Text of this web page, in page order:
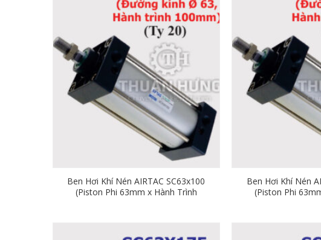
Ben Hơi Khí Nén AIRTAC SC63x100
(Piston Phi 63mm x Hành Trình
Ben Hơi Khí Nén
(Piston Phi